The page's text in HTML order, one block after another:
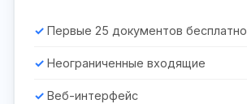
Первые 25 документов бесплатно
Неограниченные входящие
Веб-интерфейс